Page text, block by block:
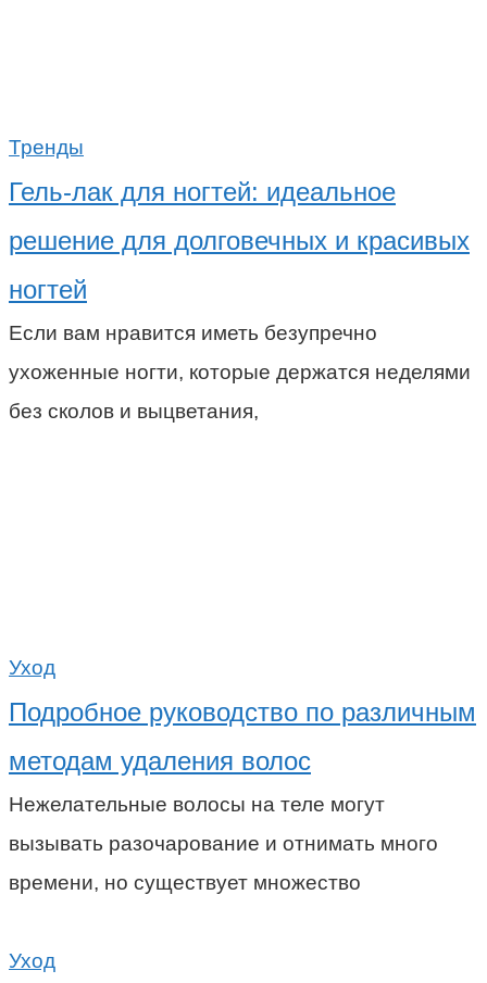
Тренды
Гель-лак для ногтей: идеальное
решение для долговечных и красивых
ногтей
Если вам нравится иметь безупречно
ухоженные ногти, которые держатся неделями
без сколов и выцветания,
Уход
Подробное руководство по различным
методам удаления волос
Нежелательные волосы на теле могут
вызывать разочарование и отнимать много
времени, но существует множество
Уход